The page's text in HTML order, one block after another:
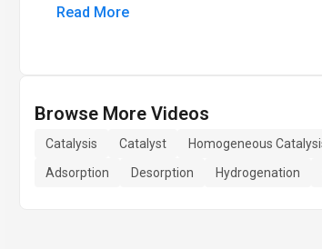
Read More
Browse More Videos
Catalysis Catalyst Homogeneous
Adsorption
Desorption Hydrogenation